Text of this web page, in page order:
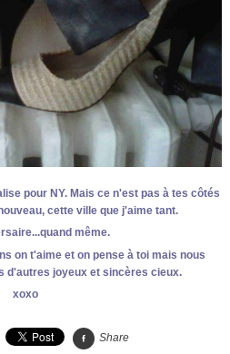
pour NY. Mais ce n'est pas à tes côtés
cette ville que j'aime tant.
même.
on t'aime et on pense à toi mais nous
d'autres joyeux et sincères cieux.
xoxo
Share